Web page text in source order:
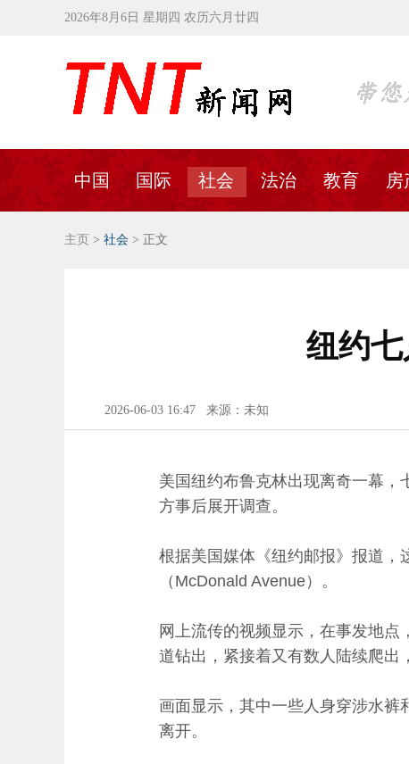
2026年8月6日 星期四 农历六月廿四
中国 国际 社会 法治 教育 房
主页 > 社会 > 正文
纽约
2026-06-03 16:47 来源：未知
美国纽约布鲁克林出现离奇一幕
方事后展开调查。
根据美国媒体《纽约邮报》报道，
（McDonald Avenue）。
网上流传的视频显示，在事发地
道钻出，紧接着又有数人陆续爬出
画面显示，其中一些人身穿涉水
离开。